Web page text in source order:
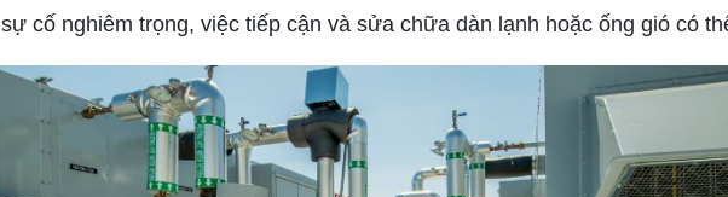
cố nghiêm trọng, việc tiếp cận và sửa chữa dàn lạnh hoặc ống gió có